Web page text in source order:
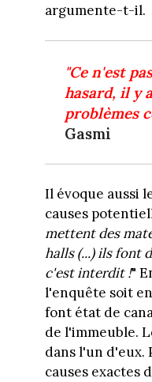
argumente-t-il.
"Ce n'est
hasard, il y
problèmes
Gasmi
Il évoque aussi
causes
mettent des
halls (...) ils font
c'est interdit !"
l'enquête soit
font état de
de l'immeuble.
dans l'un d'eux.
causes exactes